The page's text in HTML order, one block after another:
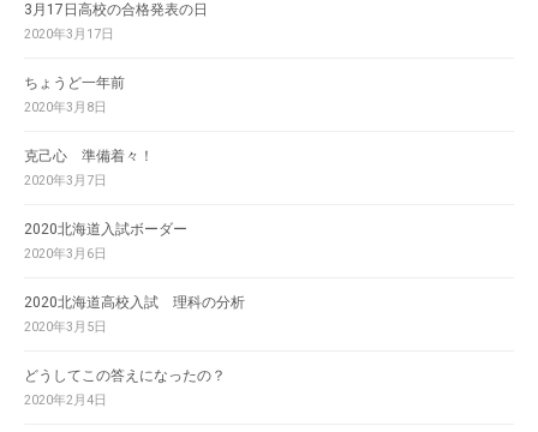
3月17日高校の合格発表の日
2020年3月17日
ちょうど一年前
2020年3月8日
克己心 準備着々！
2020年3月7日
2020北海道入試ボーダー
2020年3月6日
2020北海道高校入試 理科の分析
2020年3月5日
どうしてこの答えになったの？
2020年2月4日